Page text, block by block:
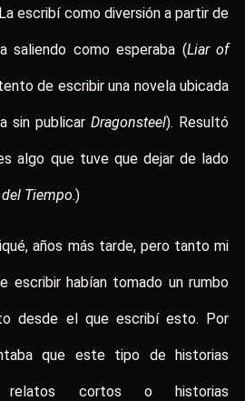
escribí como diversión a partir de
saliendo como esperaba (Liar of
de escribir una novela ubicada
sin publicar Dragonsteel). Resultó
algo que tuve que dejar de lado
Tiempo.)
años más tarde, pero tanto mi
escribir habían tomado un rumbo
desde el que escribí esto. Por
que este tipo de historias
relatos cortos o historias